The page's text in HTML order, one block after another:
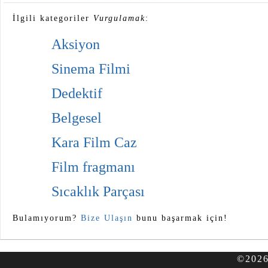
İlgili kategoriler Vurgulamak:
Aksiyon
Sinema Filmi
Dedektif
Belgesel
Kara Film Caz
Film fragmanı
Sıcaklık Parçası
Bulamıyorum? Bize Ulaşın bunu başarmak için!